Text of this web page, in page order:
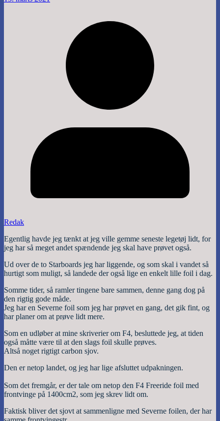
Redak
Egentlig havde jeg tænkt at jeg ville gemme seneste legetøj lidt, for
jeg har så meget andet spændende jeg skal have prøvet også.
Ud over de to Starboards jeg har liggende, og som skal i vandet så
hurtigt som muligt, så landede der også lige en enkelt lille foil i dag.
Somme tider, så ramler tingene bare sammen, denne gang dog på
den rigtig gode måde.
Jeg har en Severne foil som jeg har prøvet en gang, det gik fint, og
har planer om at prøve lidt mere.
Som en udløber at mine skriverier om F4, besluttede jeg, at tiden
også måtte være til at den slags foil skulle prøves.
Altså noget rigtigt carbon sjov.
Den er netop landet, og jeg har lige afsluttet udpakningen.
Som det fremgår, er der tale om netop den F4 Freeride foil med
frontvinge på 1400cm2, som jeg skrev lidt om.
Faktisk bliver det sjovt at sammenligne med Severne foilen, der har